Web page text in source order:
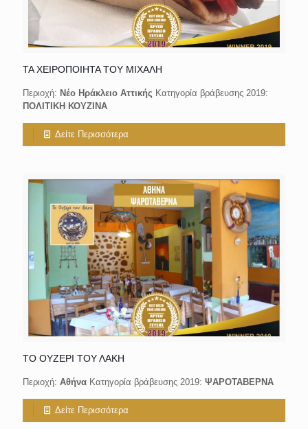
ΤΑ ΧΕΙΡΟΠΟΙΗΤΑ ΤΟΥ ΜΙΧΑΛΗ
Περιοχή: Νέο Ηράκλειο Αττικής Κατηγορία βράβευσης 2019:
ΠΟΛΙΤΙΚΗ ΚΟΥΖΙΝΑ
Δείτε Περισσότερα
ΤΟ ΟΥΖΕΡΙ ΤΟΥ ΛΑΚΗ
Περιοχή: Αθήνα Κατηγορία βράβευσης 2019: ΨΑΡΟΤΑΒΕΡΝΑ
Δείτε Περισσότερα